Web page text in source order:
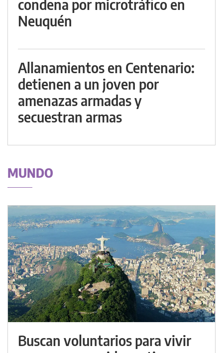
condena por microtráfico en
Neuquén
Allanamientos en Centenario:
detienen a un joven por
amenazas armadas y
secuestran armas
MUNDO
Buscan voluntarios para vivir